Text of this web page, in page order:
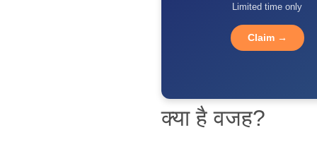
Limited time only
Claim →
क्या है वजह?